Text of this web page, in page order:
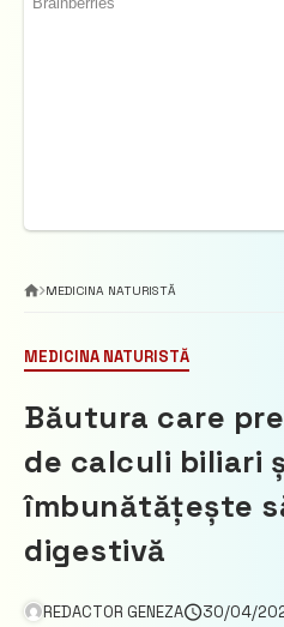
MEDICINA NATURISTĂ
MEDICINA NATURISTĂ
Băutura care
de calculi biliari
îmbunătățește
digestivă
REDACTOR GENEZA 30/04/